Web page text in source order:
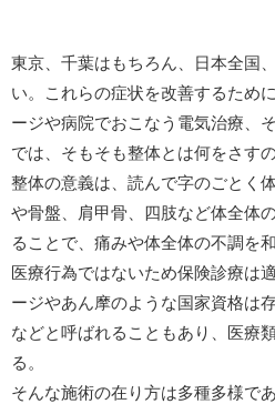
東京、千葉はもちろん、日本全国
い。これらの症状を改善するため
ージや病院でおこなう電気治療、
では、そもそも整体とは何をさすの
整体の意義は、読んで字のごとく
や骨盤、肩甲骨、四肢など体全体
ることで、痛みや体全体の不調を
医療行為ではないため保険診療は
ージやあん摩のような国家資格は
などと呼ばれることもあり、医療
る。
そんな施術の在り方は多種多様で